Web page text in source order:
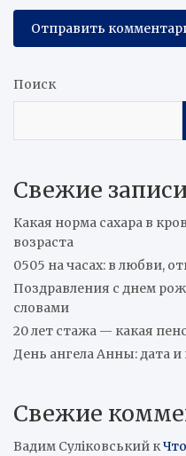
Поиск
Свежие записи
Какая норма сахара в
возраста
0505 на часах: в любви,
Поздравления с днем
словами
20 лет стажа — какая
День ангела Анны: дата
Свежие
Вадим Суліковський к